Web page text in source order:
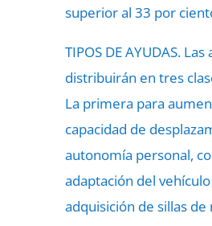
superior al 33 por
TIPOS DE AYUDAS.
distribuirán en tres
La primera para
capacidad de
autonomía personal,
adaptación del
adquisición de sillas de